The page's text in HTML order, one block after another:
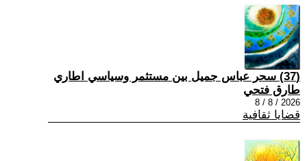
(37) سحر عباس جميل بين مستثمر وسياسي اطاري
طارق فتحي
2026 / 8 / 8
قضايا ثقافية